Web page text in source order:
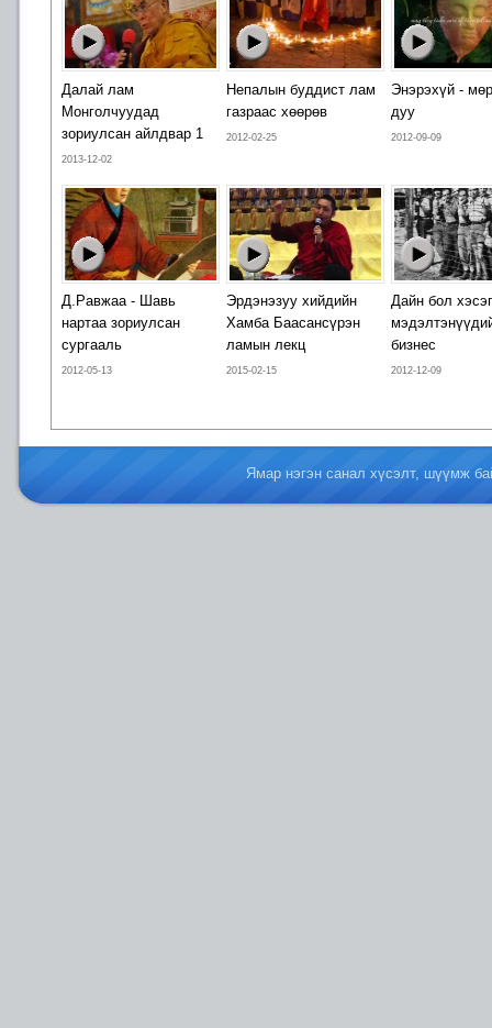
Далай лам
Монголчуудад
зориулсан айлдвар 1
2013-12-02
Непалын буддист лам
газраас хөөрөв
2012-02-25
Энэрэхүй -
дуу
2012-09-09
Д.Равжаа - Шавь
нартаа зориулсан
сургааль
2012-05-13
Эрдэнэзуу хийдийн
Хамба Баасансүрэн
ламын лекц
2015-02-15
Дайн бол
бизнес
2012-12-09
Ямар нэгэн санал хүсэлт, шүүмж